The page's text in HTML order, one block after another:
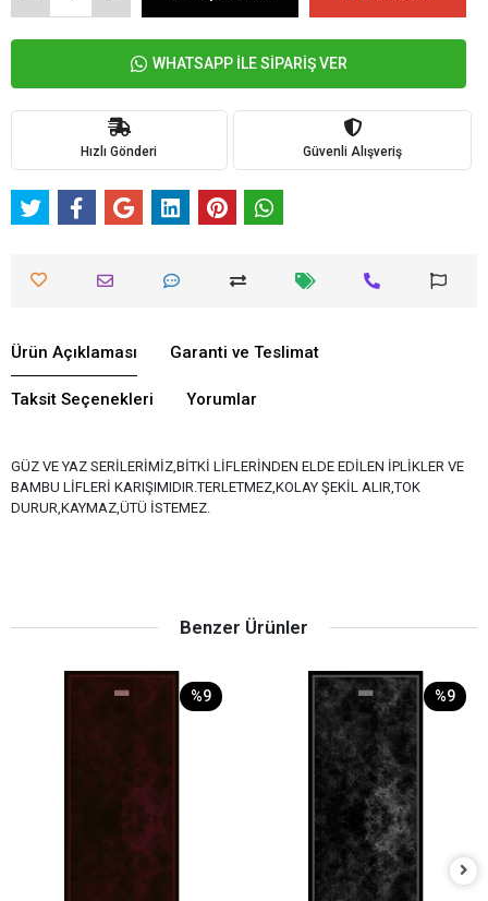
WHATSAPP İLE SİPARİŞ VER
Hızlı Gönderi Güvenli Alışveriş
Ürün Açıklaması Garanti ve Teslimat
Taksit Seçenekleri Yorumlar
GÜZ VE YAZ SERİLERİMİZ,BİTKİ LİFLERİNDEN ELDE EDİLEN İPLİKLER VE
BAMBU LİFLERİ KARIŞIMIDIR.TERLETMEZ,KOLAY ŞEKİL ALIR,TOK
DURUR,KAYMAZ,ÜTÜ İSTEMEZ.
Benzer Ürünler
%9 %9